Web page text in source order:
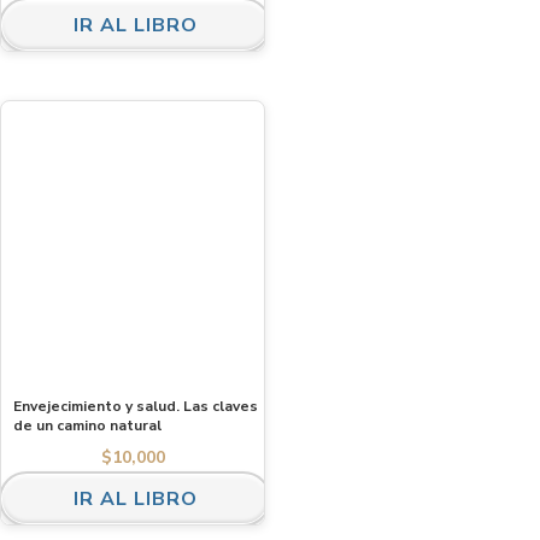
IR AL LIBRO
Envejecimiento y salud. Las claves
de un camino natural
$10,000
IR AL LIBRO